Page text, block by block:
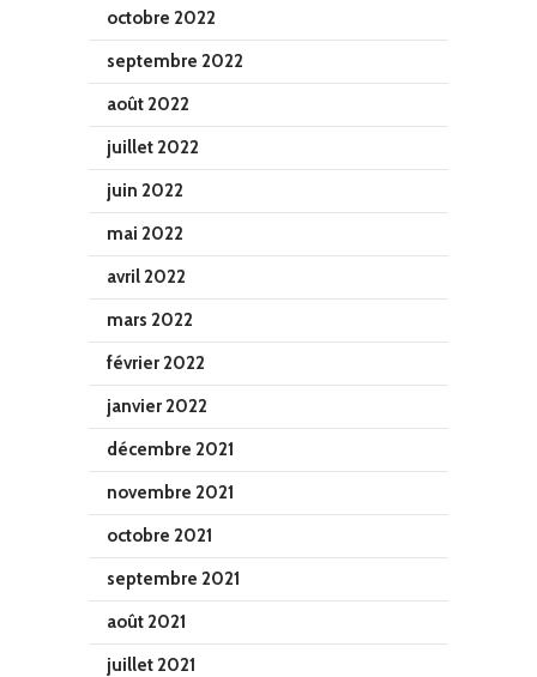
octobre 2022
septembre 2022
août 2022
juillet 2022
juin 2022
mai 2022
avril 2022
mars 2022
février 2022
janvier 2022
décembre 2021
novembre 2021
octobre 2021
septembre 2021
août 2021
juillet 2021